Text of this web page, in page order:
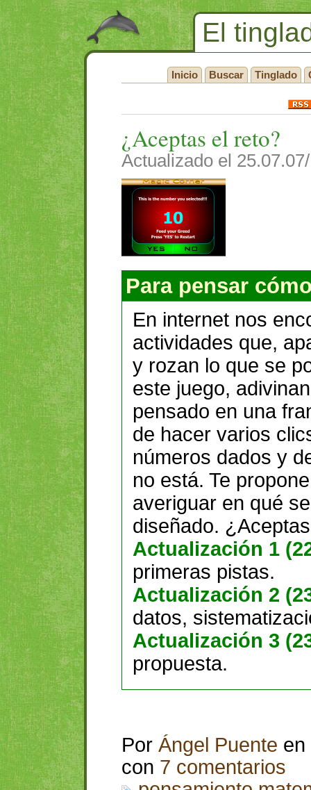
El
Inicio Buscar Tinglado
¿Aceptas el reto?
Actualizado el
Para pensar
En internet nos
actividades que,
y rozan lo que se
este juego,
pensado en una
de hacer varios
números dados y
no está. Te
averiguar en qué
diseñado.
Actualización 1
primeras pistas.
Actualización 2
datos,
Actualización 3
propuesta.
Por Ángel Puente en
con 7 comentarios